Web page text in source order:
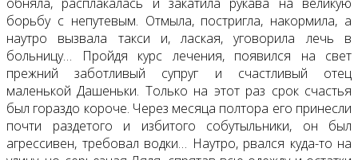
борьбу с непутевым. Отмыла, постригла, накормила, а
наутро вызвала такси и, лаская, уговорила лечь в
больницу… Пройдя курс лечения, появился на свет
прежний заботливый супруг и счастливый отец
маленькой Дашеньки. Только на этот раз срок счастья
был гораздо короче. Через месяца полтора его принесли
почти раздетого и избитого собутыльники, он был
агрессивен, требовал водки… Наутро, рвался куда-то на